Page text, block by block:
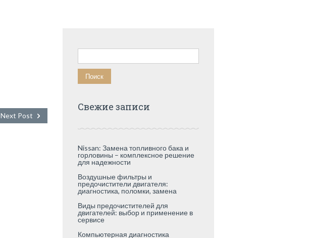
Next Post
Найти:
Свежие записи
Nissan: Замена топливного бака и
горловины – комплексное решение
для надежности
Воздушные фильтры и
предочистители двигателя:
диагностика, поломки, замена
Виды предочистителей для
двигателей: выбор и применение в
сервисе
Компьютерная диагностика